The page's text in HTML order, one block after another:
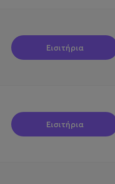
Εισιτήρια
Εισιτήρια